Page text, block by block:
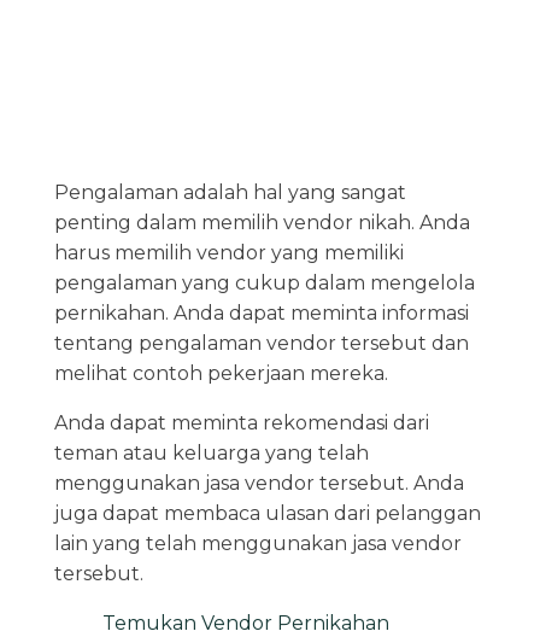
Pengalaman adalah hal yang sangat
penting dalam memilih vendor nikah. Anda
harus memilih vendor yang memiliki
pengalaman yang cukup dalam mengelola
pernikahan. Anda dapat meminta informasi
tentang pengalaman vendor tersebut dan
melihat contoh pekerjaan mereka.
Anda dapat meminta rekomendasi dari
teman atau keluarga yang telah
menggunakan jasa vendor tersebut. Anda
juga dapat membaca ulasan dari pelanggan
lain yang telah menggunakan jasa vendor
tersebut.
Temukan Vendor Pernikahan